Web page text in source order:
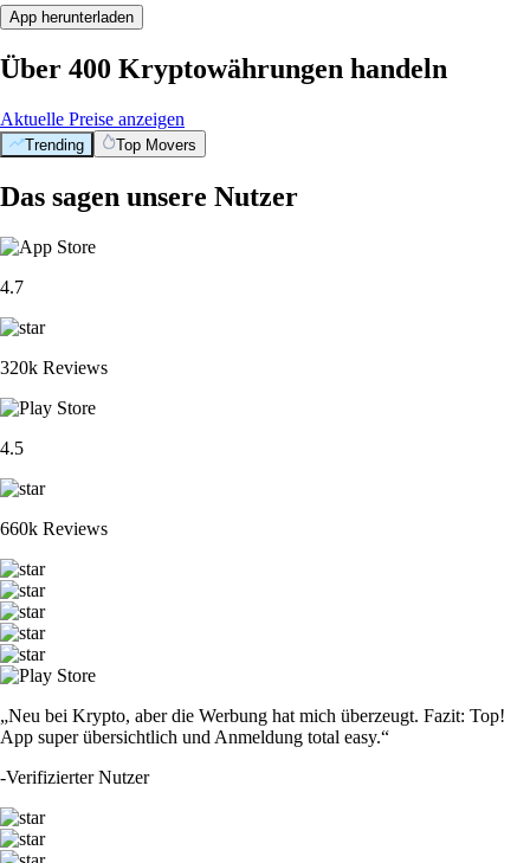
App herunterladen
Über 400 Kryptowährungen handeln
Aktuelle Preise anzeigen
Trending Top Movers
Das sagen unsere Nutzer
4.7
320k Reviews
4.5
660k Reviews
„Neu bei Krypto, aber die Werbung hat mich überzeugt. Fazit: Top!
App super übersichtlich und Anmeldung total easy.“
-Verifizierter Nutzer